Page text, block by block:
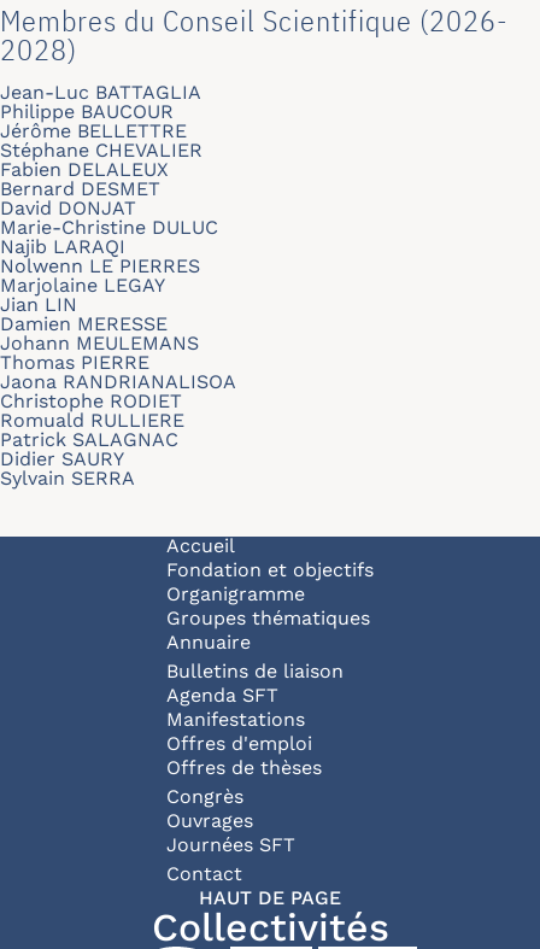
Membres du Conseil Scientifique (2026-
2028)
Jean-Luc BATTAGLIA
Philippe BAUCOUR
Jérôme BELLETTRE
Stéphane CHEVALIER
Fabien DELALEUX
Bernard DESMET
David DONJAT
Marie-Christine DULUC
Najib LARAQI
Nolwenn LE PIERRES
Marjolaine LEGAY
Jian LIN
Damien MERESSE
Johann MEULEMANS
Thomas PIERRE
Jaona RANDRIANALISOA
Christophe RODIET
Romuald RULLIERE
Patrick SALAGNAC
Didier SAURY
Sylvain SERRA
Navigation principale
Accueil
Fondation et objectifs
Organigramme
Groupes thématiques
Annuaire
Bulletins de liaison
Agenda SFT
Manifestations
Offres d'emploi
Offres de thèses
Congrès
Ouvrages
Journées SFT
Pied de page
Contact
HAUT DE PAGE
Collectivités